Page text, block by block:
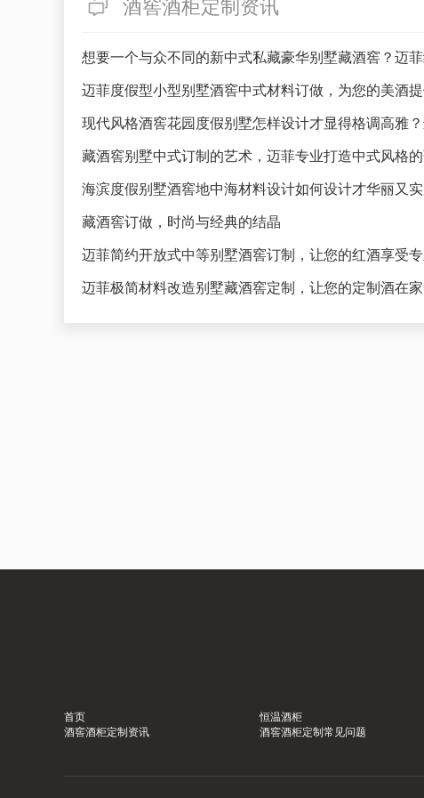
酒窖酒柜定制资讯
想要一个与众不同的新中式私藏豪华别墅藏酒窖？迈
迈菲度假型小型别墅酒窖中式材料订做，为您的美酒
藏酒窖别墅中式订制的艺术，迈菲专业打造中式风格
海滨度假别墅酒窖地中海材料设计如何设计才华丽又
藏酒窖订做，时尚与经典的结晶
迈菲简约开放式中等别墅酒窖订制，让您的红酒享受
迈菲极简材料改造别墅藏酒窖定制，让您的定制酒在
首页 恒温酒柜
酒窖酒柜定制资讯
酒窖酒柜定制常见问题